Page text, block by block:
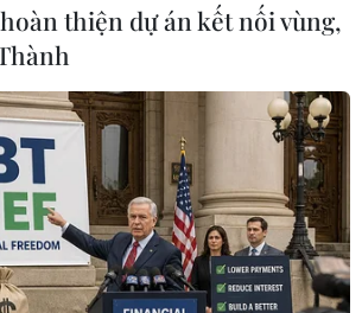
Xuân Phúc và các đại biểu tham dự buổi lễ.
Thống Nhất/TTXVN)
thiện dự án kết nối vùng,